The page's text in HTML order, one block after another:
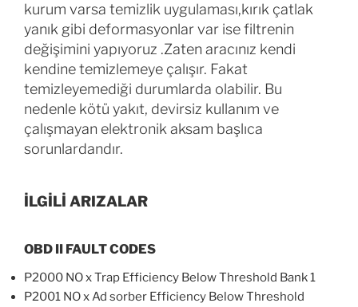
kurum varsa temizlik uygulaması,kırık çatlak
yanık gibi deformasyonlar var ise filtrenin
değişimini yapıyoruz .Zaten aracınız kendi
kendine temizlemeye çalışır. Fakat
temizleyemediği durumlarda olabilir. Bu
nedenle kötü yakıt, devirsiz kullanım ve
çalışmayan elektronik aksam başlıca
sorunlardandır.
İLGİLİ ARIZALAR
OBD II FAULT CODES
P2000 NO x Trap Efficiency Below Threshold Bank 1
P2001 NO x Ad sorber Efficiency Below Threshold